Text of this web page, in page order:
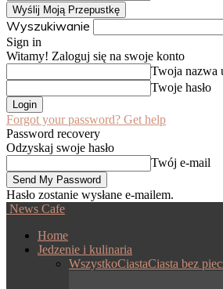
Wyszukiwanie
Sign in
Witamy! Zaloguj się na swoje konto
Twoja nazwa
Twoje hasło
Forgot your password? Get help
Password recovery
Odzyskaj swoje hasło
Twój e-mail
Hasło zostanie wysłane e-mailem.
News Cafe
Home
Jedzenie i kulinaria
WszystkoCiastaCiasta bez